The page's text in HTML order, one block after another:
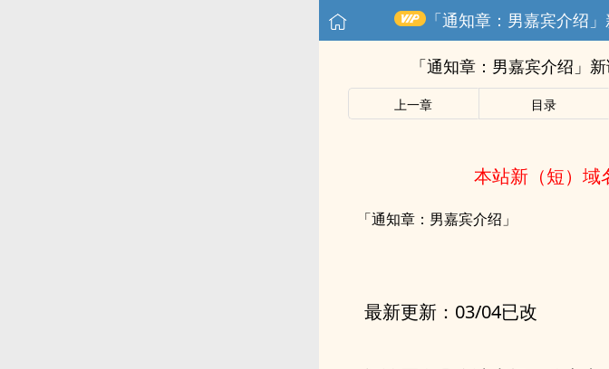
「通知章：男嘉宾介绍
「通知章：男嘉宾介绍」
上一章 目录
本站新（短）
「通知章：男嘉宾介绍」
最新更新：03/04已改